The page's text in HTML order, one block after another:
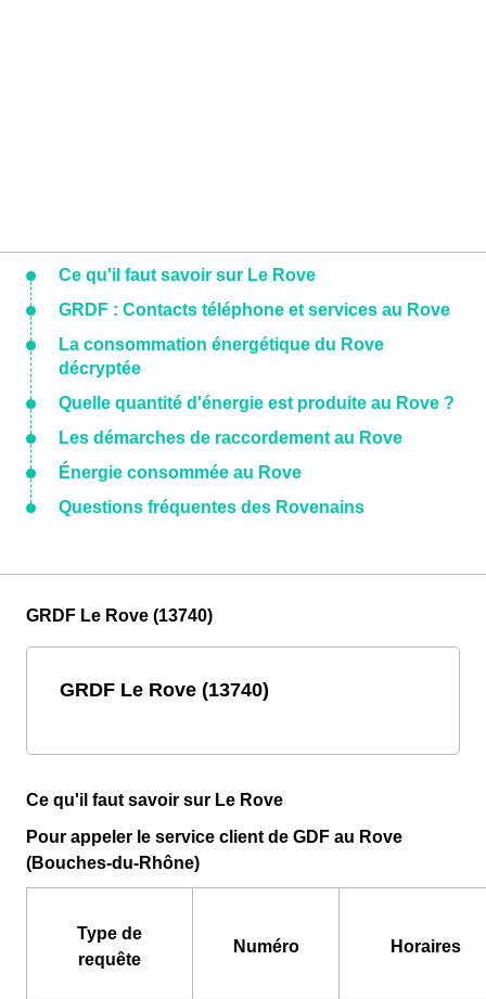
Ce qu'il faut savoir sur Le Rove
GRDF : Contacts téléphone et services au Rove
La consommation énergétique du Rove
décryptée
Quelle quantité d'énergie est produite au Rove ?
Les démarches de raccordement au Rove
Énergie consommée au Rove
Questions fréquentes des Rovenains
GRDF Le Rove (13740)
GRDF Le Rove (13740)
Ce qu'il faut savoir sur Le Rove
Pour appeler le service client de GDF au Rove
(Bouches-du-Rhône)
Type de
requête
Numéro Horaires